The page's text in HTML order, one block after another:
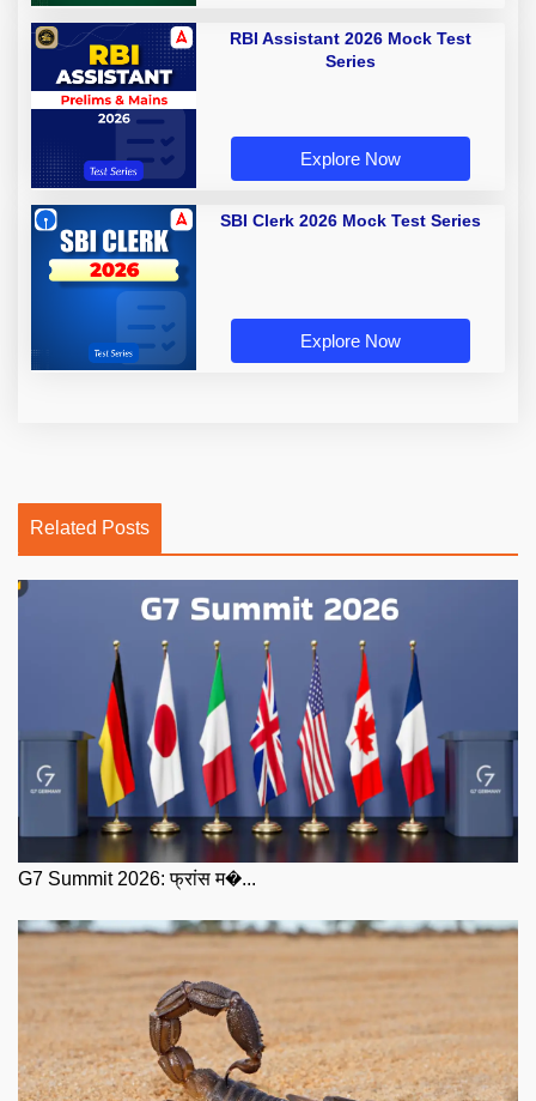
RBI Assistant 2026 Mock Test
Series
Explore Now
SBI Clerk 2026 Mock Test Series
Explore Now
Related Posts
G7 Summit 2026: फ्रांस म�...